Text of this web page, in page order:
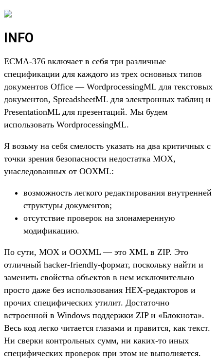
INFO
ECMA-376 включает в себя три различные
спецификации для каждого из трех основных типов
документов Office — WordprocessingML для текстовых
документов, SpreadsheetML для электронных таблиц и
PresentationML для презентаций. Мы будем
использовать WordprocessingML.
Я возьму на себя смелость указать на два критичных с
точки зрения безопасности недостатка MOX,
унаследованных от OOXML:
возможность легкого редактирования внутренней
структуры документов;
отсутствие проверок на злонамеренную
модификацию.
По сути, MOX и OOXML — это XML в ZIP. Это
отличный hacker-friendly-формат, поскольку найти и
заменить свойства объектов в нем исключительно
просто даже без использования HEX-редакторов и
прочих специфических утилит. Достаточно
встроенной в Windows поддержки ZIP и «Блокнота».
Весь код легко читается глазами и правится, как текст.
Ни сверки контрольных сумм, ни каких-то иных
специфических проверок при этом не выполняется.